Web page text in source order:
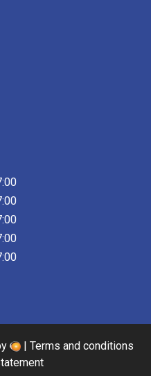
| Terms and conditions